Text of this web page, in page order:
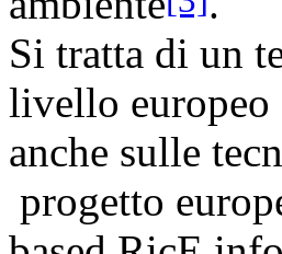
Si tratta di un
livello europeo
anche sulle
progetto